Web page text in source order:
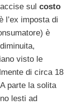
sul costo
l’ex imposta di
è
visto le
di circa 18
parte la solita
lesti ad